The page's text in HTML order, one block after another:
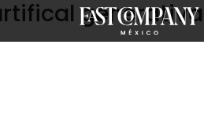
generativa